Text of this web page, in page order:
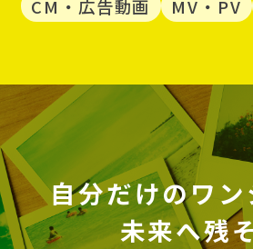
CM・広告動画
MV・PV
自分だけのワン
未来へ残